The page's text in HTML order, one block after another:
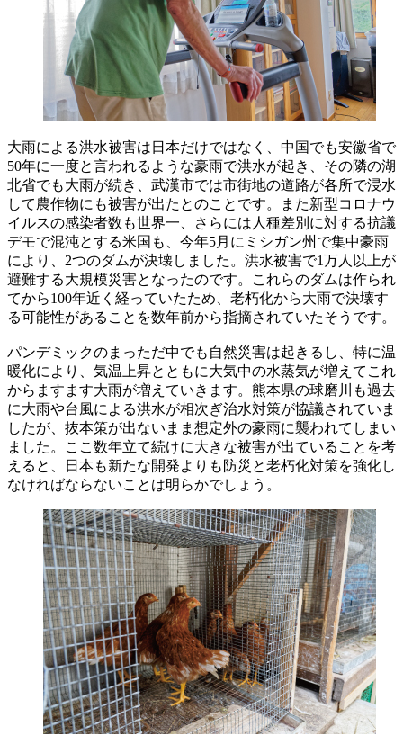
大雨による洪水被害は日本だけではなく、中国でも安徽省で
50年に一度と言われるような豪雨で洪水が起き、その隣の湖
北省でも大雨が続き、武漢市では市街地の道路が各所で浸水
して農作物にも被害が出たとのことです。また新型コロナウ
イルスの感染者数も世界一、さらには人種差別に対する抗議
デモで混沌とする米国も、今年5月にミシガン州で集中豪雨
により、2つのダムが決壊しました。洪水被害で1万人以上が
避難する大規模災害となったのです。これらのダムは作られ
てから100年近く経っていたため、老朽化から大雨で決壊す
る可能性があることを数年前から指摘されていたそうです。
パンデミックのまっただ中でも自然災害は起きるし、特に温
暖化により、気温上昇とともに大気中の水蒸気が増えてこれ
からますます大雨が増えていきます。熊本県の球磨川も過去
に大雨や台風による洪水が相次ぎ治水対策が協議されていま
したが、抜本策が出ないまま想定外の豪雨に襲われてしまい
ました。ここ数年立て続けに大きな被害が出ていることを考
えると、日本も新たな開発よりも防災と老朽化対策を強化し
なければならないことは明らかでしょう。